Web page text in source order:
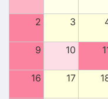
2 3
9 10
16 17